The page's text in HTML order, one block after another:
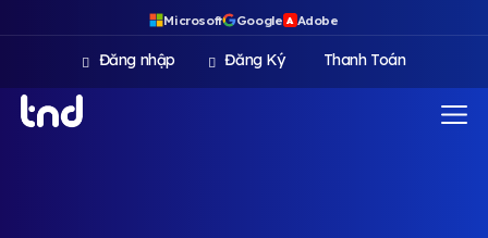
Microsoft Google A Adobe
Đăng nhập Đăng Ký Thanh Toán